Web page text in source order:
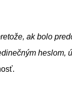
ak bolo
heslom,